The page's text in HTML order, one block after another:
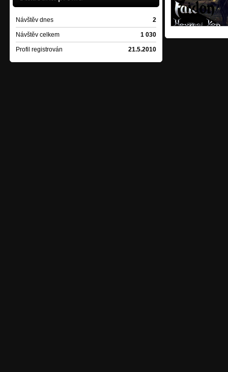
Návštěv dnes 2
Návštěv celkem 1 030
Profil registrován 21.5.2010